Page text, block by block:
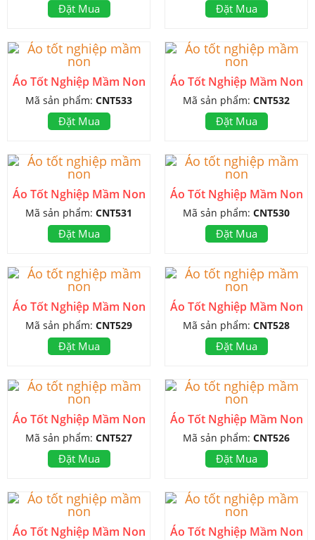
Đặt Mua Đặt Mua
Áo Tốt Nghiệp Mầm Non
Mã sản phẩm: CNT533
Đặt Mua
Áo Tốt Nghiệp Mầm Non
Mã sản phẩm: CNT532
Đặt Mua
Áo Tốt Nghiệp Mầm Non
Mã sản phẩm: CNT531
Đặt Mua
Áo Tốt Nghiệp Mầm Non
Mã sản phẩm: CNT530
Đặt Mua
Áo Tốt Nghiệp Mầm Non
Mã sản phẩm: CNT529
Đặt Mua
Áo Tốt Nghiệp Mầm Non
Mã sản phẩm: CNT528
Đặt Mua
Áo Tốt Nghiệp Mầm Non
Mã sản phẩm: CNT527
Đặt Mua
Áo Tốt Nghiệp Mầm Non
Mã sản phẩm: CNT526
Đặt Mua
Áo Tốt Nghiệp Mầm Non Áo Tốt Nghiệp Mầm Non